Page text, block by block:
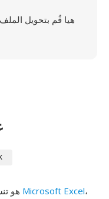
هيا قُم بتحويل
Microsoft Excel،